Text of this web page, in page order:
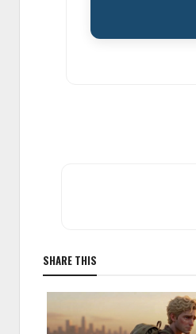
SHARE THIS